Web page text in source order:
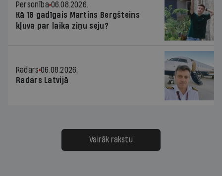
Personība 06.08.2026.
Kā 18 gadīgais Martins Bergšteins
kļuva par laika ziņu seju?
Radars 06.08.2026.
Radars Latvijā
Vairāk rakstu